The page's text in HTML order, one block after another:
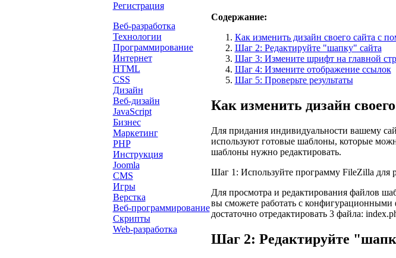
Регистрация
Веб-разработка
Технологии
Программирование
Интернет
HTML
CSS
Дизайн
Веб-дизайн
JavaScript
Бизнес
Маркетинг
PHP
Инструкция
Joomla
CMS
Игры
Верстка
Веб-программирование
Скрипты
Web-разработка
Содержание:
Как изменить дизайн своего сайта с
Шаг 2: Редактируйте "шапку" сайта
Шаг 3: Измените шрифт на главной
Шаг 4: Измените отображение ссылок
Шаг 5: Проверьте результаты
Как изменить дизайн
Для придания индивидуальности вашему
используют готовые шаблоны, которые
шаблоны нужно редактировать.
Шаг 1: Используйте программу FileZilla для
Для просмотра и редактирования файлов
вы сможете работать с
достаточно отредактировать 3 файла:
Шаг 2: Редактируйте